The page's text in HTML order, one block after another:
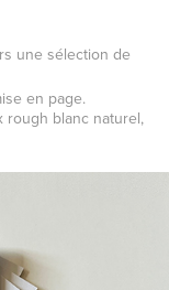
une sélection de
en page.
rough blanc naturel,